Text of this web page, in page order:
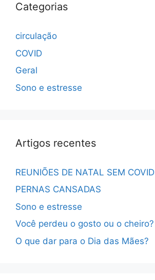
Categorias
circulação
COVID
Geral
Sono e estresse
Artigos recentes
REUNIÕES DE NATAL SEM COVID
PERNAS CANSADAS
Sono e estresse
Você perdeu o gosto ou o cheiro?
O que dar para o Dia das Mães?